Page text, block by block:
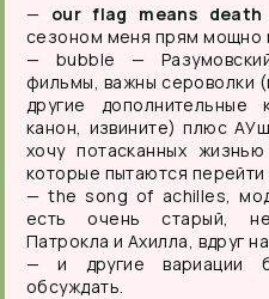
— our flag means death
сезоном меня прям мощно
— bubble —
фильмы, важны сероволки
другие
канон, извините) плюс
хочу потасканных
которые пытаются перейти
— the song of achilles,
есть очень старый,
Патрокла и Ахилла, вдруг
— и другие вариации
обсуждать.